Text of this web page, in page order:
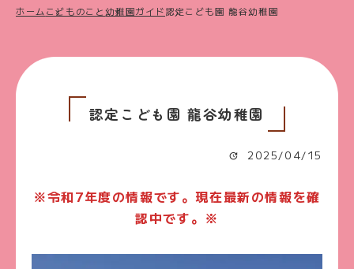
ホーム こどものこと幼稚園ガイド認定こども園 龍谷幼稚園
認定こども園 龍谷幼稚園
2025/04/15
※令和7年度の情報です。現在最新の情報を確
認中です。※